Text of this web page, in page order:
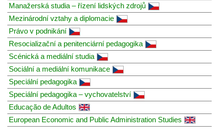
Manažerská studia – řízení lidských zdrojů
Mezinárodní vztahy a diplomacie
Právo v podnikání
Resocializační a penitenciární pedagogika
Scénická a mediální studia
Sociální a mediální komunikace
Speciální pedagogika
Speciální pedagogika – vychovatelství
Educação de Adultos
European Economic and Public Administration Studies